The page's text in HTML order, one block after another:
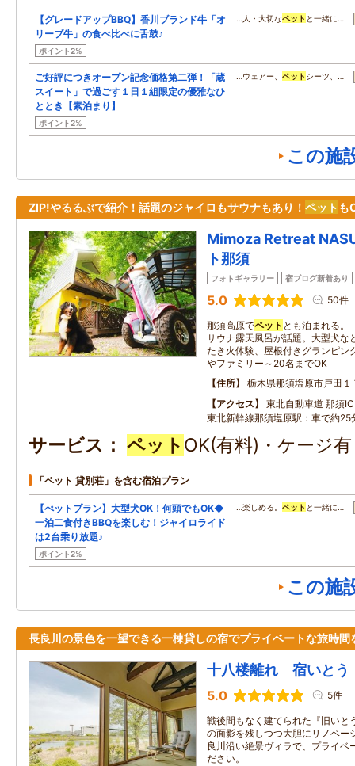
【グレードアップBBQ】香川ブランド牛「オ
リーブ牛」の食べ比べに舌鼓♪
ポイント2%
…人・大切なペット と一緒に…
ご好評につきオープン記念価格第二弾！「蔵
スイート」で過ごす１日１組限定の優雅なひ
ととき【素泊まり】
ポイント2%
…ウェアー、 ペット シーツ、…
この施
ZIP!やるるぶで紹介！話題のジャイロもサウナもあり！ ペット も
Mimoza Retreat
ト那須
フォトギャラリー 宿ブログ新着あり
5.0 50件
那須高原でペット とも泊まれる。
サウナ露天風呂が話題。大型犬な
たき火体験、屋根付きグランピン
やファミリー～20名までOK
住所
栃木県那須塩原市戸田１
アクセス
東北自動車道 那須
東北新幹線那須塩原駅：車で約25
サービス ペット OK(有料)・ケージ
「ペット 貸別荘」を含む宿泊プラン
【ぺットプラン】大型犬OK！何頭でもOK◆
一泊二食付きBBQを楽しむ！ジャイロライド
は2台乗り放題♪
ポイント2%
…楽しめる。 ペット と一緒に…
この施
長良川の景色を一望できる一棟貸しの宿でプライベートな旅時間
十八楼離れ 宿いとう
5.0 5件
戦後間もなく建てられた『旧いと
の面影を残しつつ大胆にリノベー
良川沿い絶景ヴィラで、プライベ
ださい。